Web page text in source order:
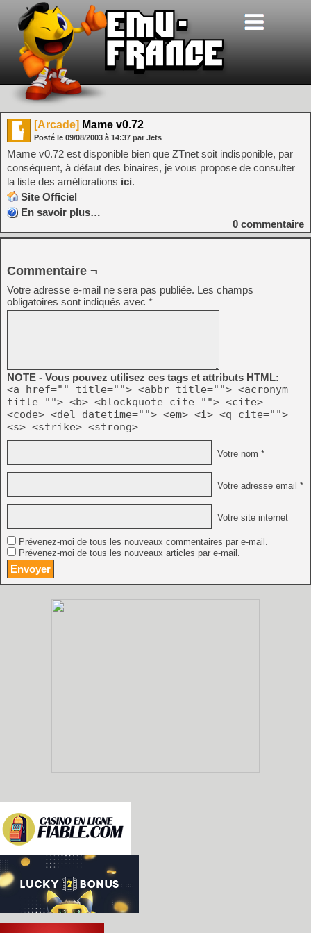
[Arcade] Mame v0.72
Posté le 09/08/2003 à 14:37 par Jets
Mame v0.72 est disponible bien que ZTnet soit indisponible, par
conséquent, à défaut des binaires, je vous propose de consulter
la liste des améliorations ici.
Site Officiel
En savoir plus…
0 commentaire
Commentaire ¬
Votre adresse e-mail ne sera pas publiée. Les champs
obligatoires sont indiqués avec *
NOTE - Vous pouvez utilisez ces tags et attributs HTML:
<a href="" title=""> <abbr title=""> <acronym
title=""> <b> <blockquote cite=""> <cite>
<code> <del datetime=""> <em> <i> <q cite="">
<s> <strike> <strong>
Votre nom *
Votre adresse email *
Votre site internet
Prévenez-moi de tous les nouveaux commentaires par e-mail.
Prévenez-moi de tous les nouveaux articles par e-mail.